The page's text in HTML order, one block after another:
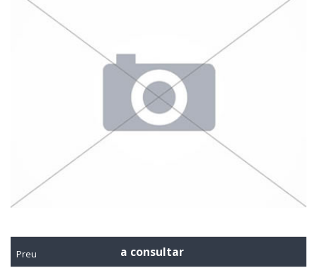
Preu a consultar